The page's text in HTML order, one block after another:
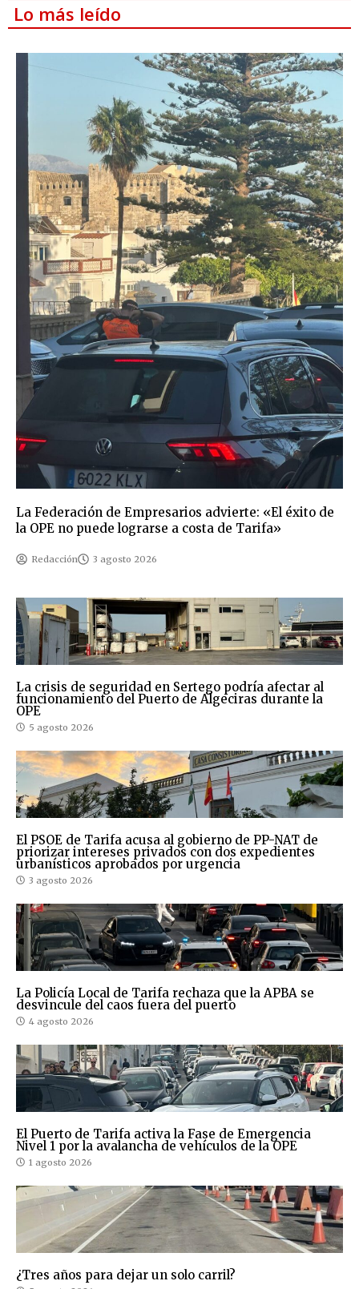
Lo más leído
La Federación de Empresarios advierte: «El éxito de
la OPE no puede lograrse a costa de Tarifa»
Redacción 3 agosto 2026
La crisis de seguridad en Sertego podría afectar al
funcionamiento del Puerto de Algeciras durante la
OPE
5 agosto 2026
El PSOE de Tarifa acusa al gobierno de PP-NAT de
priorizar intereses privados con dos expedientes
urbanísticos aprobados por urgencia
3 agosto 2026
La Policía Local de Tarifa rechaza que la APBA se
desvincule del caos fuera del puerto
4 agosto 2026
El Puerto de Tarifa activa la Fase de Emergencia
Nivel 1 por la avalancha de vehículos de la OPE
1 agosto 2026
¿Tres años para dejar un solo carril?